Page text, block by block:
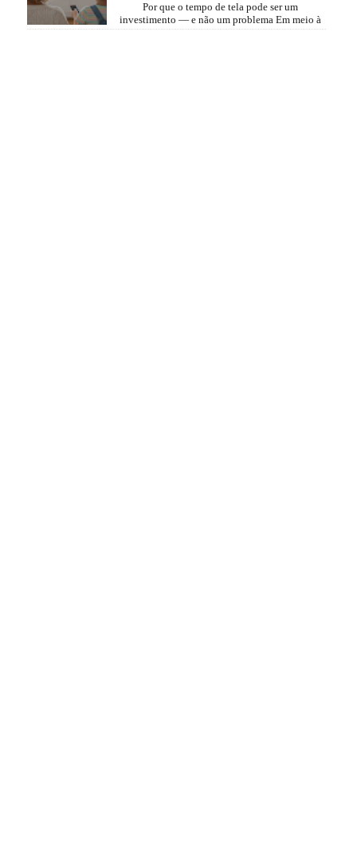
Por que o tempo de tela pode ser um
investimento — e não um problema Em meio à
rotina corrida, o tempo de tela se tornou parte da vida das ...